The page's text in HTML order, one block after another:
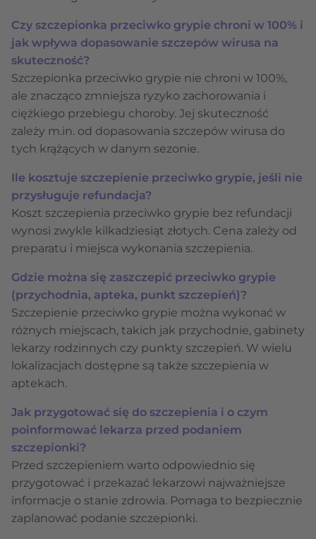
Czy szczepionka przeciwko grypie chroni w 100% i
jak wpływa dopasowanie szczepów wirusa na
skuteczność?
Szczepionka przeciwko grypie nie chroni w 100%,
ale znacząco zmniejsza ryzyko zachorowania i
ciężkiego przebiegu choroby. Jej skuteczność
zależy m.in. od dopasowania szczepów wirusa do
tych krążących w danym sezonie.
Ile kosztuje szczepienie przeciwko grypie, jeśli nie
przysługuje refundacja?
Koszt szczepienia przeciwko grypie bez refundacji
wynosi zwykle kilkadziesiąt złotych. Cena zależy od
preparatu i miejsca wykonania szczepienia.
Gdzie można się zaszczepić przeciwko grypie
(przychodnia, apteka, punkt szczepień)?
Szczepienie przeciwko grypie można wykonać w
różnych miejscach, takich jak przychodnie, gabinety
lekarzy rodzinnych czy punkty szczepień. W wielu
lokalizacjach dostępne są także szczepienia w
aptekach.
Jak przygotować się do szczepienia i o czym
poinformować lekarza przed podaniem
szczepionki?
Przed szczepieniem warto odpowiednio się
przygotować i przekazać lekarzowi najważniejsze
informacje o stanie zdrowia. Pomaga to bezpiecznie
zaplanować podanie szczepionki.